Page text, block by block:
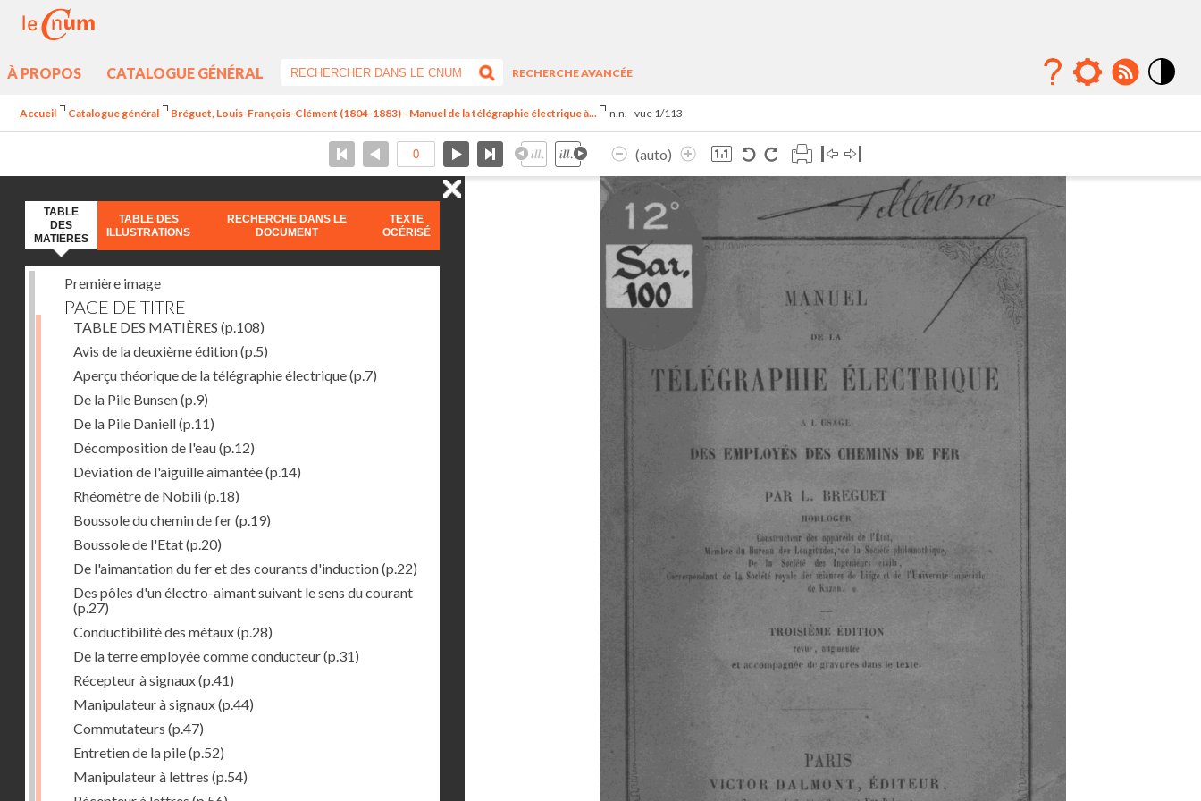
À PROPOS CATALOGUE GÉNÉRAL
RECHERCHE AVANCÉE
Accueil Catalogue général Bréguet, Louis-François-Clément (1804-1883) - Manuel de la télégraphie électrique à... n.n. - vue 1/113
(auto)
TABLE
DES
MATIÈRES
TABLE DES
ILLUSTRATIONS
RECHERCHE DANS LE
DOCUMENT
TEXTE
OCÉRISÉ
Première image
PAGE DE TITRE
TABLE DES MATIÈRES (p.108)
Avis de la deuxième édition(p.5)
Aperçu théorique de la télégraphie électrique(p.7)
De la Pile Bunsen(p.9)
De la Pile Daniell(p.11)
Décomposition de l'eau(p.12)
Déviation de l'aiguille aimantée(p.14)
Rhéomètre de Nobili(p.18)
Boussole du chemin de fer(p.19)
Boussole de l'Etat(p.20)
De l'aimantation du fer et des courants d'induction(p.22)
Des pôles d'un électro-aimant suivant le sens du courant
(p.27)
Conductibilité des métaux(p.28)
De la terre employée comme conducteur(p.31)
Récepteur à signaux(p.41)
Manipulateur à signaux(p.44)
Commutateurs (p.47)
Entretien de la pile(p.52)
Manipulateur à lettres (p.54)